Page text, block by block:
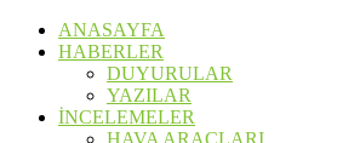
ANASAYFA
HABERLER
DUYURULAR
YAZILAR
İNCELEMELER
HAVA ARAÇLARI